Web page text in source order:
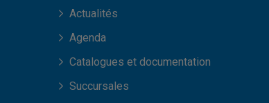
Actualités
Agenda
Catalogues et documentation
Succursales